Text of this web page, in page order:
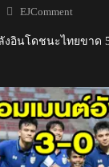
Author
EJComment
อินโดชนะไทยขาด